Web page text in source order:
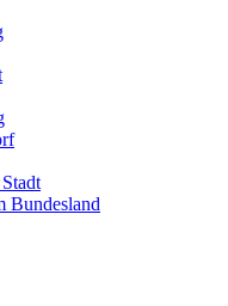
Bundesland